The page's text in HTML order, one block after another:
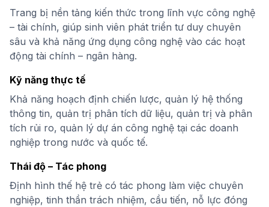
Trang bị nền tảng kiến thức trong lĩnh vực công nghệ
– tài chính, giúp sinh viên phát triển tư duy chuyên
sâu và khả năng ứng dụng công nghệ vào các hoạt
động tài chính – ngân hàng.
Kỹ năng thực tế
Khả năng hoạch định chiến lược, quản lý hệ thống
thông tin, quản trị phân tích dữ liệu, quản trị và phân
tích rủi ro, quản lý dự án công nghệ tại các doanh
nghiệp trong nước và quốc tế.
Thái độ – Tác phong
Định hình thế hệ trẻ có tác phong làm việc chuyên
nghiệp, tinh thần trách nhiệm, cầu tiến, nỗ lực đóng